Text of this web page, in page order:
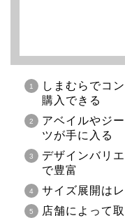
しまむらでコ
購入できる
アベイルやジ
ツが手に入る
デザインバリ
で豊富
サイズ展開は
店舗によって